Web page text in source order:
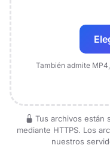
También admite
Tus archivos están
mediante HTTPS. Los
nuestros